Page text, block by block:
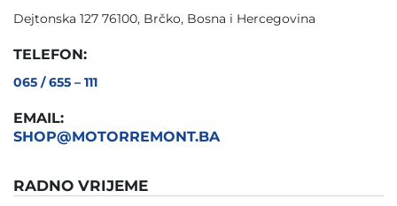
Dejtonska 127 76100, Brčko, Bosna i Hercegovina
TELEFON:
065 / 655 – 111
EMAIL:
SHOP@MOTORREMONT.BA
RADNO VRIJEME